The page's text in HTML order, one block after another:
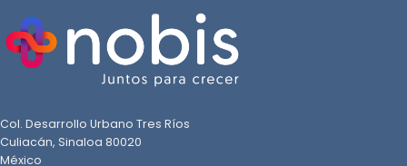
Col. Desarrollo Urbano Tres Ríos
Culiacán, Sinaloa 80020
México